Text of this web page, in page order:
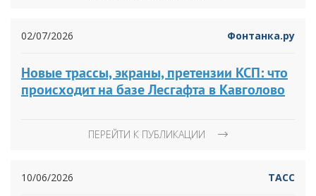
02/07/2026 Фонтанка.ру
Новые трассы, экраны, претензии КСП: что
происходит на базе Лесгафта в Кавголово
ПЕРЕЙТИ К ПУБЛИКАЦИИ
10/06/2026 ТАСС